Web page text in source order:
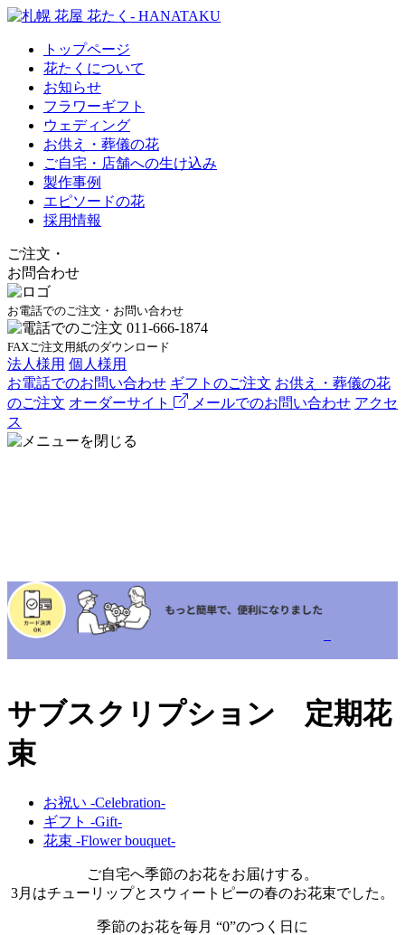
トップページ
花たくについて
お知らせ
フラワーギフト
ウェディング
お供え・葬儀の花
ご自宅・店舗への生け込み
製作事例
エピソードの花
採用情報
ご注文 ・
お問合わせ
お電話でのご注文・お問い合わせ
FAXご注文用紙のダウンロード
法人様用 個人様用
お電話でのお問い合わせ ギフトのご注文 お供え・葬儀の花
のご注文 オーダーサイト メールでのお問い合わせ アクセ
ス
サブスクリプション 定期花
束
お祝い -Celebration-
ギフト -Gift-
花束 -Flower bouquet-
ご自宅へ季節のお花をお届けする。
3月はチューリップとスウィートピーの春のお花束でした。
季節のお花を毎月 “0”のつく日に